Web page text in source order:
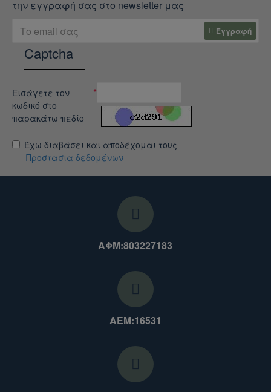
την εγγραφή σας στο newsletter μας
Εγγραφή
Captcha
Εισάγετε τον
κωδικό στο
παρακάτω πεδίο
Έχω διαβάσει και αποδέχομαι τους
Προστασια δεδομένων
ΑΦΜ:803227183
ΑΕΜ:16531